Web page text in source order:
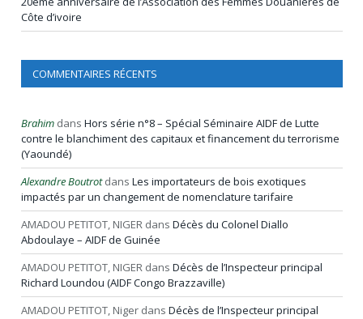
Côte d’ivoire
COMMENTAIRES RÉCENTS
Brahim dans Hors série n°8 – Spécial Séminaire AIDF de Lutte
contre le blanchiment des capitaux et financement du terrorisme
(Yaoundé)
Alexandre Boutrotdans Les importateurs de bois exotiques
impactés par un changement de nomenclature tarifaire
AMADOU PETITOT, NIGER dans Décès du Colonel Diallo
Abdoulaye – AIDF de Guinée
AMADOU PETITOT, NIGER dans Décès de l’Inspecteur principal
Richard Loundou (AIDF Congo Brazzaville)
AMADOU PETITOT, Niger dans Décès de l’Inspecteur principal